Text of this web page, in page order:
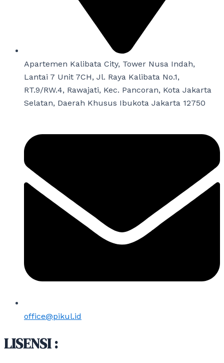
Apartemen Kalibata City, Tower Nusa Indah,
Lantai 7 Unit 7CH, Jl. Raya Kalibata No.1,
RT.9/RW.4, Rawajati, Kec. Pancoran, Kota Jakarta
Selatan, Daerah Khusus Ibukota Jakarta 12750
office@pikul.id
LISENSI :